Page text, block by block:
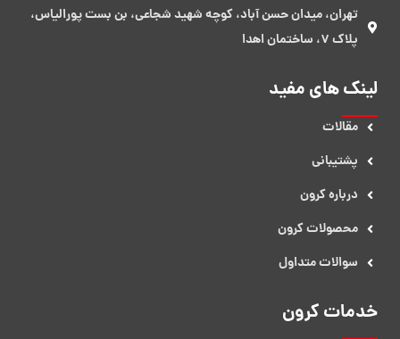
تهران، میدان حسن آباد، کوچه شهید شجاعی، بن بست پورالیاس،
پلاک 7، ساختمان اهدا
لینک های مفید
مقالات
پشتیبانی
درباره کرون
محصولات کرون
سوالات متداول
خدمات کرون